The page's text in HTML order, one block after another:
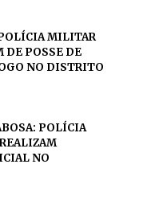
MILITAR
DE POSSE DE
NO DISTRITO
POLÍCIA
NO